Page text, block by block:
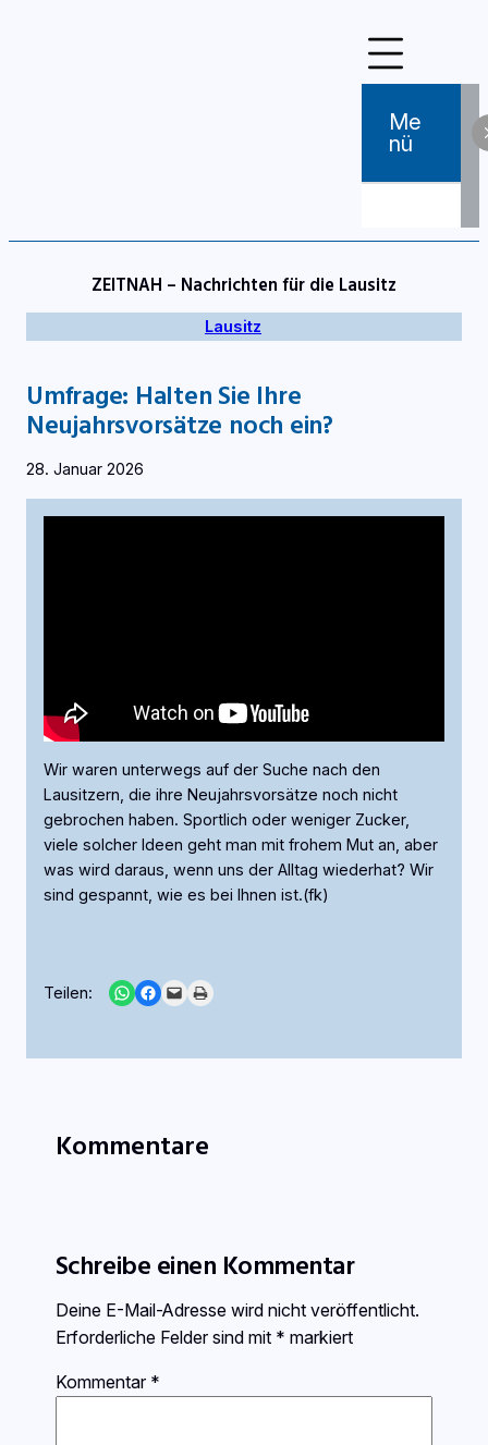
Me
Nü
ZEITNAH – Nachrichten für die Lausitz
Lausitz
Umfrage: Halten Sie Ihre
Neujahrsvorsätze noch ein?
28. Januar 2026
Wir waren unterwegs auf der Suche nach den
Lausitzern, die ihre Neujahrsvorsätze noch nicht
gebrochen haben. Sportlich oder weniger Zucker,
viele solcher Ideen geht man mit frohem Mut an, aber
was wird daraus, wenn uns der Alltag wiederhat? Wir
sind gespannt, wie es bei Ihnen ist.(fk)
Teilen: Share on WhatsApp
Share on Facebook
Email this PagePrint this Page
Kommentare
Schreibe einen Kommentar
Deine E-Mail-Adresse wird nicht veröffentlicht.
Erforderliche Felder sind mit * markiert
Kommentar *